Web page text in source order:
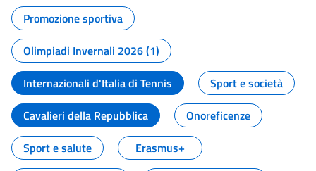
Promozione sportiva
Olimpiadi Invernali 2026 (1)
Internazionali d'Italia di Tennis
Sport e società
Cavalieri della Repubblica
Onoreficenze
Sport e salute
Erasmus+